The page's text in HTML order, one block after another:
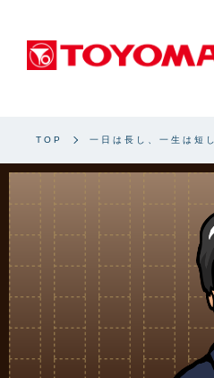
TOP 一日は長し、一生は短し